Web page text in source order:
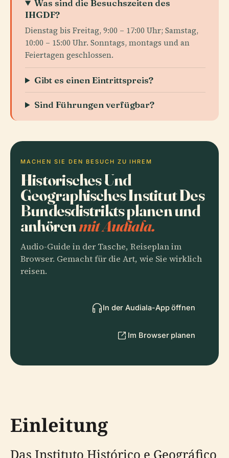
Was sind die Besuchszeiten des
IHGDF?
Dienstag bis Freitag, 9:00 – 17:00 Uhr; Samstag,
10:00 – 15:00 Uhr. Sonntags, montags und an
Feiertagen geschlossen.
Gibt es einen Eintrittspreis?
Sind Führungen verfügbar?
MACHEN SIE DEN BESUCH ZU IHREM
Historisches Und
Geographisches Institut Des
Bundesdistrikts planen und
anhörenmit Audiala.
Audio-Guide in der Tasche, Reiseplan im
Browser. Gemacht für die Art, wie Sie wirklich
reisen.
In der Audiala-App öffnen
Im Browser planen
Einleitung
Das Instituto Histórico e Geográfico